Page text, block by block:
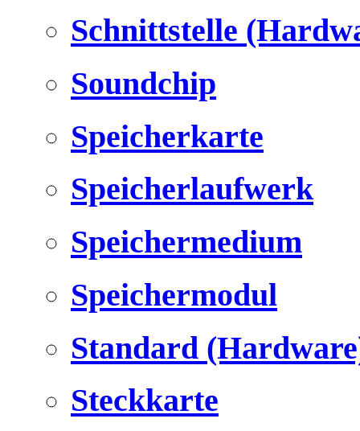
Schnittstelle
Soundchip
Speicherkarte
Speicherlaufwerk
Speichermedium
Speichermodul
Standard
Steckkarte